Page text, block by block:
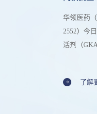
华领医药
2552）今
活剂（
用于治疗
前，该产
了解